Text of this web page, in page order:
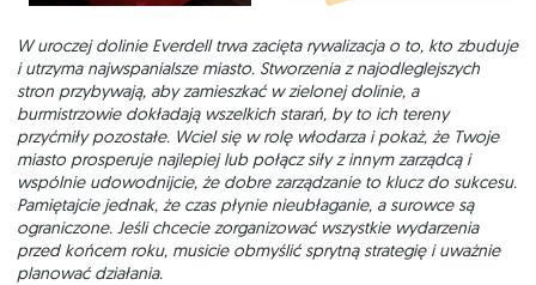
W uroczej dolinie Everdell trwa zacięta rywalizacja o to, kto zbuduje
i utrzyma najwspanialsze miasto. Stworzenia z najodleglejszych
stron przybywają, aby zamieszkać w zielonej dolinie, a
burmistrzowie dokładają wszelkich starań, by to ich tereny
przyćmiły pozostałe. Wciel się w rolę włodarza i pokaż, że Twoje
miasto prosperuje najlepiej lub połącz siły z innym zarządcą i
wspólnie udowodnijcie, że dobre zarządzanie to klucz do sukcesu.
Pamiętajcie jednak, że czas płynie nieubłaganie, a surowce są
ograniczone. Jeśli chcecie zorganizować wszystkie wydarzenia
przed końcem roku, musicie obmyślić sprytną strategię i uważnie
planować działania.